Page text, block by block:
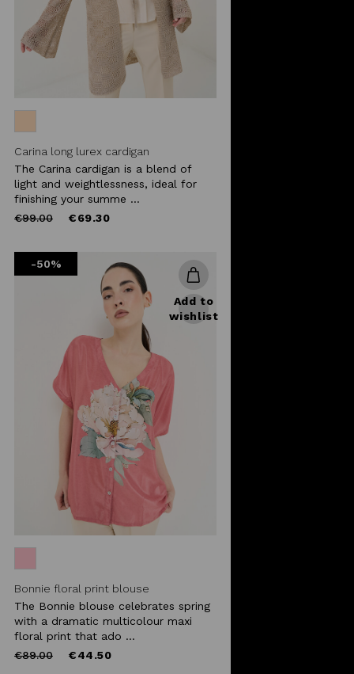
Carina long lurex cardigan
The Carina cardigan is a blend of
light and weightlessness, ideal for
finishing your summe ...
Price
€99.00to €69.30
-50%
Add to
wishlist
Bonnie floral print blouse
The Bonnie blouse celebrates spring
with a dramatic multicolour maxi
floral print that ado ...
Price
€89.00to €44.50